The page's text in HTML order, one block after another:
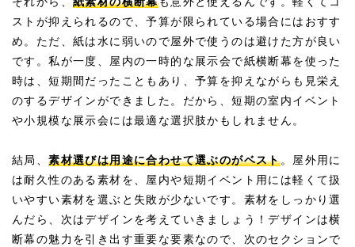
ストが抑えられるので、予算が限られている場合にはおすす
め。ただ、紙は水に弱いので屋外で使うのは避けた方が良い
です。私が一度、屋内の一時的な展示会で紙横断幕を使った
時は、短期間だったこともあり、予算を抑えながらも見栄え
のするデザインができました。だから、短期の室内イベント
や小規模な展示会には最適な選択肢かもしれません。
結局、素材選びは用途に合わせて選ぶのがベスト。屋外用に
は耐久性のある素材を、屋内や短期イベント用には軽くて扱
いやすい素材を選ぶと失敗が少ないです。素材をしっかり選
んだら、次はデザインを考えていきましょう！デザインは横
断幕の魅力を引き出す重要な要素なので、次のセクションで